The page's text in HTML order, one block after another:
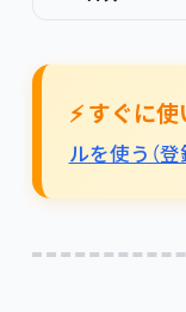
⚡ すぐに
ルを使う（登